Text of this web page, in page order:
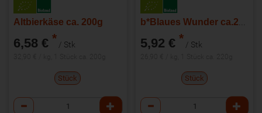
Altbierkäse ca. 200g
6,58 € * / Stk
Stück
Anzahl
5,92 € * / Stk
Stück
Anzahl